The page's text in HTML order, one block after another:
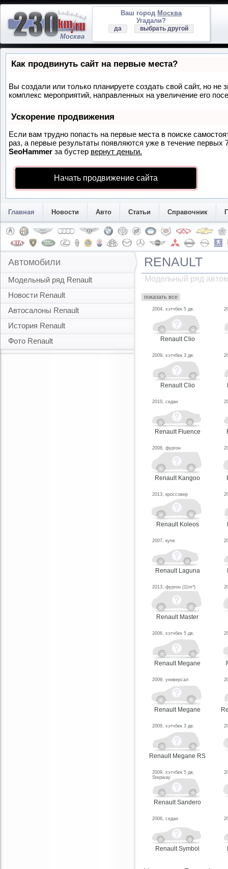
Москва
Ваш город Москва
Угадали?
да выбрать другой
Как продвинуть сайт на первые места?
Вы создали или только планируете создать свой сайт, но
комплекс мероприятий, направленных на увеличение его
Ускорение продвижения
Если вам трудно попасть на первые места в поиске
раз, а первые результаты появляются уже в течение
SeoHammer за бустер вернут деньги.
Начать продвижение сайта
Главная Новости Авто Статьи Справочник
Автомобили
Модельный ряд Renault
Новости Renault
Автосалоны Renault
История Renault
Фото Renault
RENAULT
Модельный ряд
показать все
2004, хэтчбек 5 дв.
Renault Clio
2009, хэтчбек 3 дв.
Renault Clio
2010, седан
Renault Fluence
2008, фургон
Renault Kangoo
2013, кроссовер
Renault Koleos
2007, купе
Renault Laguna
2013, фургон (11m³)
Renault Master
2006, хэтчбек 5 дв.
Renault Megane
2009, универсал
Renault Megane
2009, хэтчбек 3 дв.
Renault Megane RS
2009, хэтчбек 5 дв.
Stepway
Renault Sandero
2006, седан
Renault Symbol